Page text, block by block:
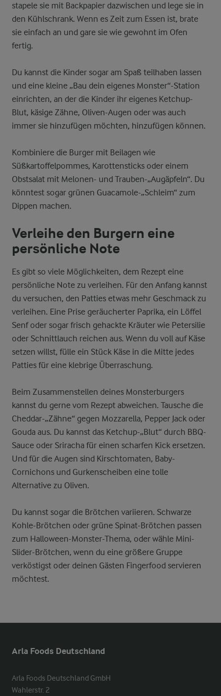
stapele sie mit Backpapier dazwischen und lege sie in
den Kühlschrank. Wenn es Zeit zum Essen ist, brate
sie einfach an und gare sie wie gewohnt im Ofen
fertig.
Du kannst die Kinder sogar am Spaß teilhaben lassen
und eine kleine „Bau dein eigenes Monster“-Station
einrichten, an der die Kinder ihr eigenes Ketchup-
Blut, käsige Zähne, Oliven-Augen oder was auch
immer sie hinzufügen möchten, hinzufügen können.
Kombiniere die Burger mit Beilagen wie
Süßkartoffelpommes, Karottensticks oder einem
Obstsalat mit Melonen- und Trauben-„Augäpfeln“. Du
könntest sogar grünen Guacamole-„Schleim“ zum
Dippen machen.
Verleihe den Burgern eine
persönliche Note
Es gibt so viele Möglichkeiten, dem Rezept eine
persönliche Note zu verleihen. Für den Anfang kannst
du versuchen, den Patties etwas mehr Geschmack zu
verleihen. Eine Prise geräucherter Paprika, ein Löffel
Senf oder sogar frisch gehackte Kräuter wie Petersilie
oder Schnittlauch reichen aus. Wenn du voll auf Käse
setzen willst, fülle ein Stück Käse in die Mitte jedes
Patties für eine klebrige Überraschung.
Beim Zusammenstellen deines Monsterburgers
kannst du gerne vom Rezept abweichen. Tausche die
Cheddar-„Zähne“ gegen Mozzarella, Pepper Jack oder
Gouda aus. Du kannst das Ketchup-„Blut“ durch BBQ-
Sauce oder Sriracha für einen scharfen Kick ersetzen.
Und für die Augen sind Kirschtomaten, Baby-
Cornichons und Gurkenscheiben eine tolle
Alternative zu Oliven.
Du kannst sogar die Brötchen variieren. Schwarze
Kohle-Brötchen oder grüne Spinat-Brötchen passen
zum Halloween-Monster-Thema, oder wähle Mini-
Slider-Brötchen, wenn du eine größere Gruppe
verköstigst oder deinen Gästen Fingerfood servieren
möchtest.
Arla Foods Deutschland
Arla Foods Deutschland GmbH
Wahlerstr. 2